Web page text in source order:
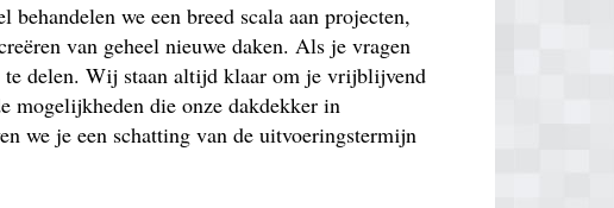
we een breed scala aan projecten,
van geheel nieuwe daken. Als je vragen
te delen. Wij staan altijd klaar om je vrijblijvend
mogelijkheden die onze dakdekker in
we je een schatting van de uitvoeringstermijn